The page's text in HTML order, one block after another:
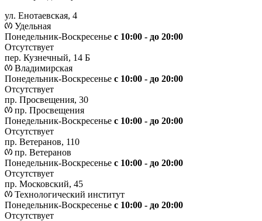
ул. Енотаевская, 4
Удельная
Понедельник-Воскресенье с 10:00 - до 20:00
Отсутствует
пер. Кузнечный, 14 Б
Владимирская
Понедельник-Воскресенье с 10:00 - до 20:00
Отсутствует
пр. Просвещения, 30
пр. Просвещения
Понедельник-Воскресенье c 10:00 - до 20:00
Отсутствует
пр. Ветеранов, 110
пр. Ветеранов
Понедельник-Воскресенье с 10:00 - до 20:00
Отсутствует
пр. Московский, 45
Технологический институт
Понедельник-Воскресенье с 10:00 - до 20:00
Отсутствует